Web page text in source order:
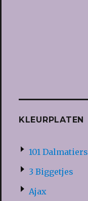
KLEURPLATEN
101 Dalmatiers
3 Biggetjes
Ajax